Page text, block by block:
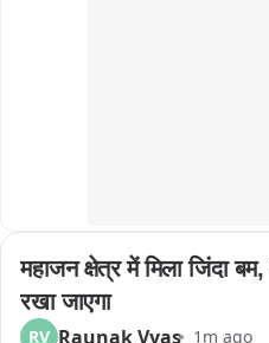
महाजन क्षेत्र में मिला जिंदा
रखा जाएगा
RV Raunak Vyas 1m ago